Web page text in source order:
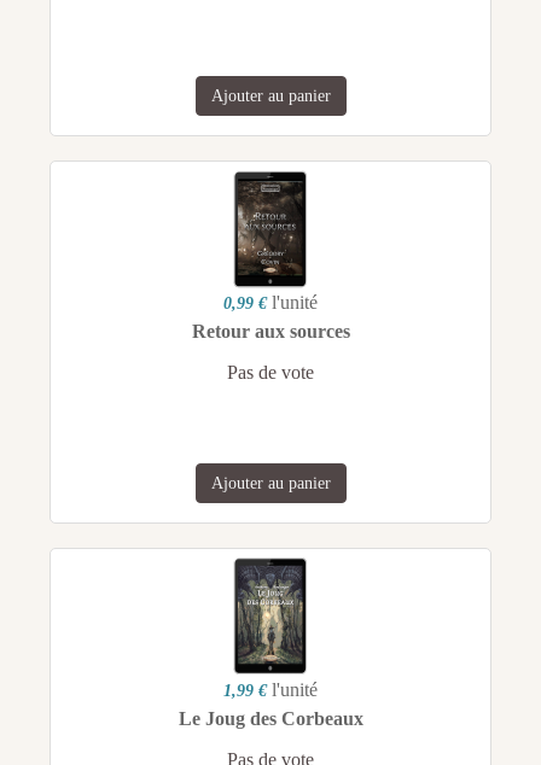
Ajouter au panier
0,99 € l'unité
Retour aux sources
Pas de vote
Ajouter au panier
1,99 € l'unité
Le Joug des Corbeaux
Pas de vote